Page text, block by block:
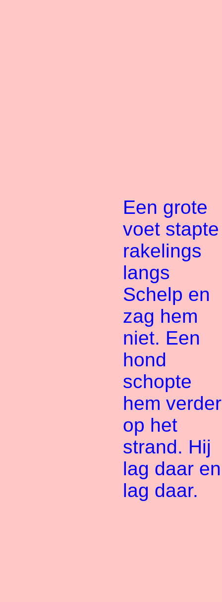
Een grote
voet stapte
rakelings
langs
Schelp en
zag hem
niet. Een
hond
schopte
hem verder
op het
strand. Hij
lag daar en
lag daar.